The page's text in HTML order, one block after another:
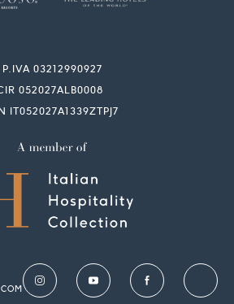
P.IVA 03212990927
052027ALB0008
IT052027A1339ZTPJ7